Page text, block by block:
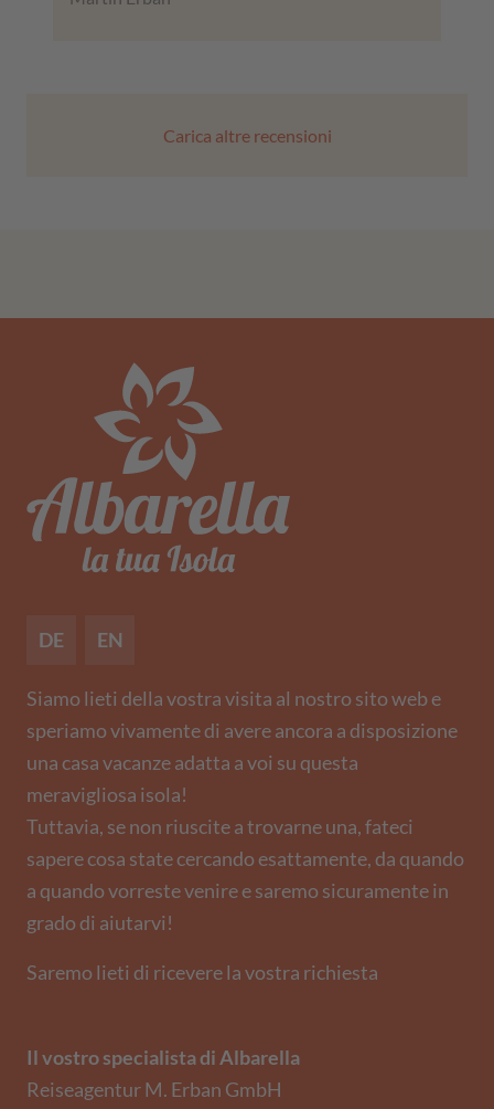
Carica altre recensioni
DE EN
Siamo lieti della vostra visita al nostro sito web e
speriamo vivamente di avere ancora a disposizione
una casa vacanze adatta a voi su questa
meravigliosa isola!
Tuttavia, se non riuscite a trovarne una, fateci
sapere cosa state cercando esattamente, da quando
a quando vorreste venire e saremo sicuramente in
grado di aiutarvi!
Saremo lieti di ricevere la vostra richiesta
Il vostro specialista di Albarella
Reiseagentur M. Erban GmbH